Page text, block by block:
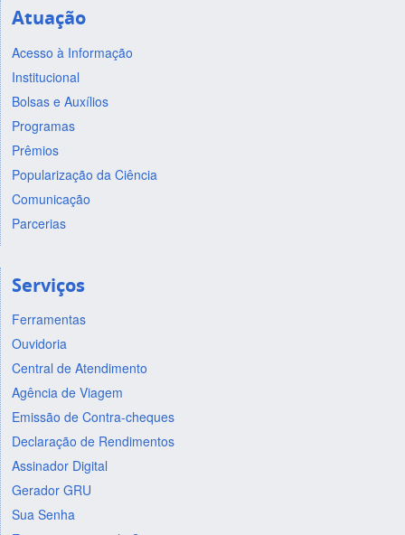
Atuação
Acesso à Informação
Institucional
Bolsas e Auxílios
Programas
Prêmios
Popularização da Ciência
Comunicação
Parcerias
Serviços
Ferramentas
Ouvidoria
Central de Atendimento
Agência de Viagem
Emissão de Contra-cheques
Declaração de Rendimentos
Assinador Digital
Gerador GRU
Sua Senha